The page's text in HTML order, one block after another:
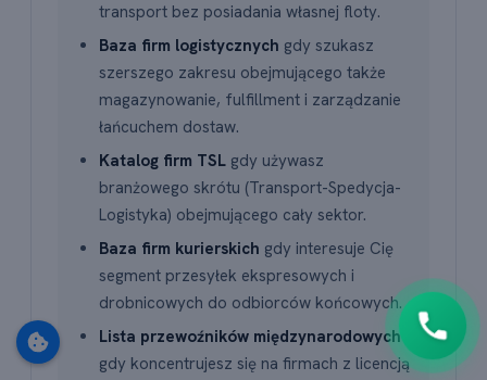
transport bez posiadania własnej floty.
Baza firm logistycznych gdy szukasz
szerszego zakresu obejmującego także
magazynowanie, fulfillment i zarządzanie
łańcuchem dostaw.
Katalog firm TSL gdy używasz
branżowego skrótu (Transport-Spedycja-
Logistyka) obejmującego cały sektor.
Baza firm kurierskich gdy interesuje Cię
segment przesyłek ekspresowych i
drobnicowych do odbiorców końcowych.
Lista przewoźników międzynarodowych
gdy koncentrujesz się na firmach z licencją
🇵🇱+48
Oddzwoń do mnie
Klikając "Oddzwoń do mnie" wyrażasz zgodę na
kontakt pod podanym numerem.
napisać do nas wiadomość .